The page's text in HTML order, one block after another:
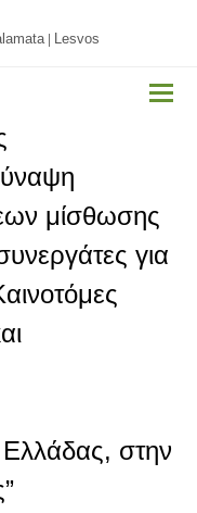
| Lesvos
μίσθωσης
για
στην